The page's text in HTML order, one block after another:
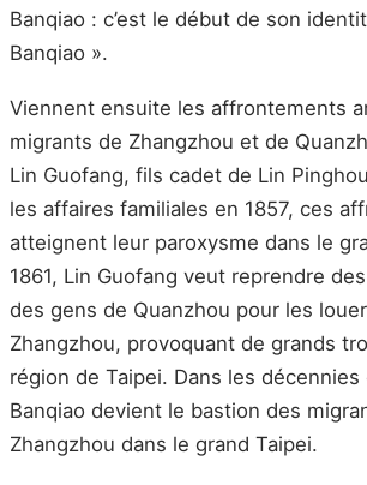
Banqiao : c’est le début de son
Banqiao ».
Viennent ensuite les affrontements
migrants de Zhangzhou et de
Lin Guofang, fils cadet de Lin
les affaires familiales en 1857, ces
atteignent leur paroxysme dans le
1861, Lin Guofang veut reprendre
des gens de Quanzhou pour les
Zhangzhou, provoquant de grands
région de Taipei. Dans les
Banqiao devient le bastion des
Zhangzhou dans le grand Taipei.